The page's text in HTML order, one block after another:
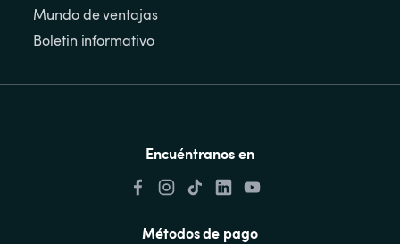
Mundo de ventajas
Boletin informativo
Encuéntranos en
Métodos de pago